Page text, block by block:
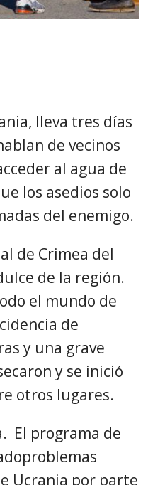
lleva tres días
de vecinos
al agua de
los asedios solo
del enemigo.
de Crimea del
de la región.
el mundo de
de
y una grave
y se inició
otros lugares.
El programa de
Ucrania por parte